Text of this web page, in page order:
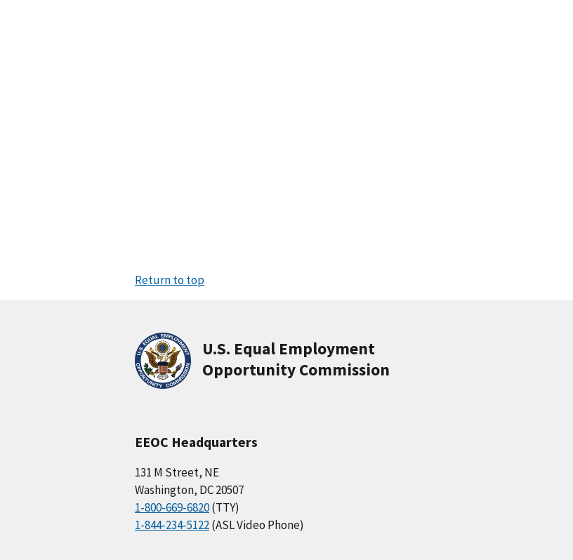
Return to top
U.S. Equal Employment
Opportunity Commission
EEOC Headquarters
131 M Street, NE
Washington, DC 20507
1-800-669-6820(TTY)
1-844-234-5122(ASL Video Phone)